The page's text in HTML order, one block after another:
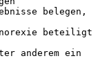
belegen,
beteiligt
anderem ein